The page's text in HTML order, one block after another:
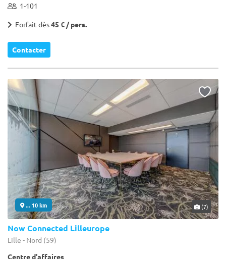
1-101
Forfait dès45 € / pers.
Contacter
... 10 km (7)
Now Connected Lilleurope
Lille - Nord (59)
Centre d'affaires